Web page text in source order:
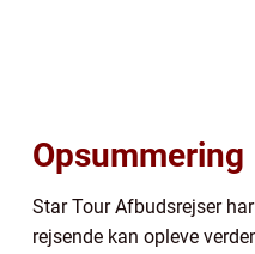
Opsummering
Star Tour Afbudsrejser
rejsende kan opleve